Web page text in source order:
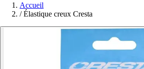
Accueil
/ Élastique creux Cresta